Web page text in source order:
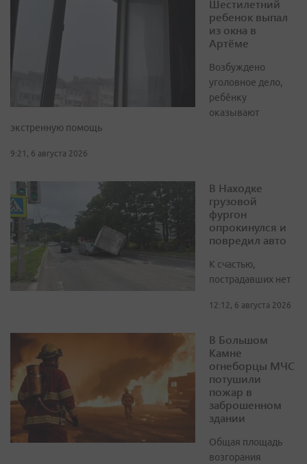
Шестилетний
ребенок выпал
из окна в
Артёме
Возбуждено
уголовное дело,
ребёнку
оказывают
экстренную помощь
9:21, 6 августа 2026
В Находке
грузовой
фургон
опрокинулся и
повредил авто
К счастью,
пострадавших нет
12:12, 6 августа 2026
В Большом
Камне
огнеборцы МЧС
потушили
пожар в
заброшенном
здании
Общая площадь
возгорания